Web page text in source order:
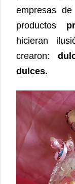
empresas
productos
hicieran
crearon:
dulces.